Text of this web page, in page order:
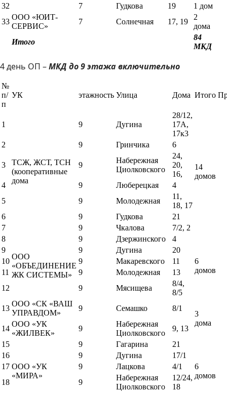
32
7 Гудкова 19
1 дом
33
ООО «ЮИТ-
СЕРВИС»
7 Солнечная 17, 19
2
дома
Итого
84
МКД
4 день ОП –МКД до 9 этажа включительно
№
п/
п
УК этажность Улица Дома Итого
1
ТСЖ, ЖСТ, ТСН
(кооперативные
дома
9 Дугина
28/12,
17А,
17к3
14
домов
2 9 Гринчика 6
3 9
Набережная
Циолковского
24,
20,
16,
4
9 Люберецкая
4
5
9 Молодежная
11,
18, 17
6
9 Гудкова
21
7
9 Чкалова
7/2, 2
8
ООО
«ОБЪЕДИНЕНИЕ
ЖК СИСТЕМЫ»
9 Дзержинского 4
6
домов
9 9 Дугина
20
10
9 Макаревского
11
11
9 Молодежная
13
12
9 Мясищева
8/4,
8/5
13
ООО «СК «ВАШ
УПРАВДОМ»
9 Семашко 8/1
3
дома
14
ООО «УК
«ЖИЛВЕК»
9
Набережная
Циолковского
9, 13
15
ООО «УК
«МИРА»
9 Гагарина 21
6
домов
16 9 Дугина
17/1
17
9 Лацкова
4/1
18
9
Набережная
Циолковского
12/24,
18